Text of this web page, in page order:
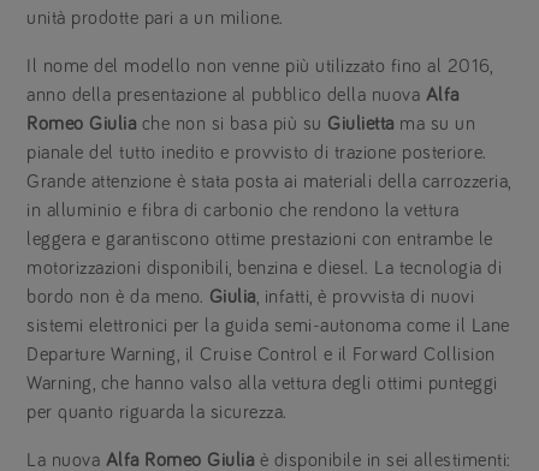
unità prodotte pari a un milione.
Il nome del modello non venne più utilizzato fino al 2016,
anno della presentazione al pubblico della nuova Alfa
Romeo Giulia che non si basa più su Giulietta ma su un
pianale del tutto inedito e provvisto di trazione posteriore.
Grande attenzione è stata posta ai materiali della carrozzeria,
in alluminio e fibra di carbonio che rendono la vettura
leggera e garantiscono ottime prestazioni con entrambe le
motorizzazioni disponibili, benzina e diesel. La tecnologia di
bordo non è da meno. Giulia , infatti, è provvista di nuovi
sistemi elettronici per la guida semi-autonoma come il Lane
Departure Warning, il Cruise Control e il Forward Collision
Warning, che hanno valso alla vettura degli ottimi punteggi
per quanto riguarda la sicurezza.
La nuova Alfa Romeo Giulia è disponibile in sei allestimenti: